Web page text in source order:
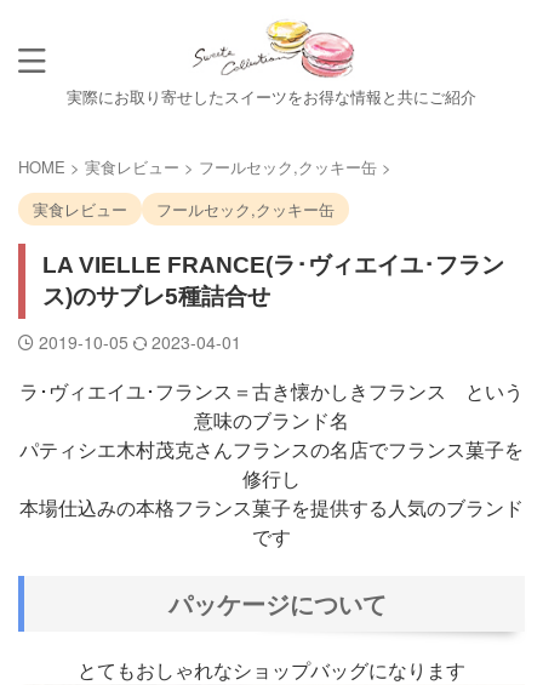
実際にお取り寄せしたスイーツをお得な情報と共にご紹介
HOME > 実食レビュー > フールセック,クッキー缶 >
実食レビュー
フールセック,クッキー缶
LA VIELLE FRANCE(ラ･ヴィエイユ･フラン
ス)のサブレ5種詰合せ
2019-10-05 2023-04-01
ラ･ヴィエイユ･フランス＝古き懐かしきフランス という
意味のブランド名
パティシエ木村茂克さんフランスの名店でフランス菓子を
修行し
本場仕込みの本格フランス菓子を提供する人気のブランド
です
パッケージについて
とてもおしゃれなショップバッグになります